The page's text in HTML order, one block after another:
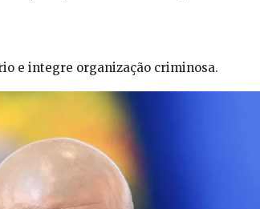
e integre organização criminosa.